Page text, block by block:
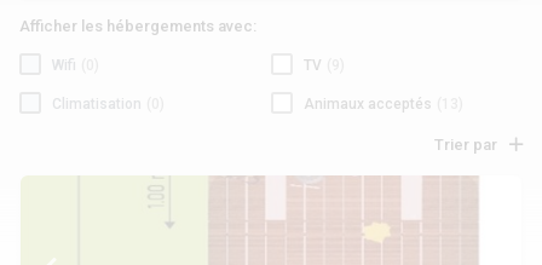
Afficher les hébergements avec:
Wifi TV
Climatisation Animaux acceptés
Trier par